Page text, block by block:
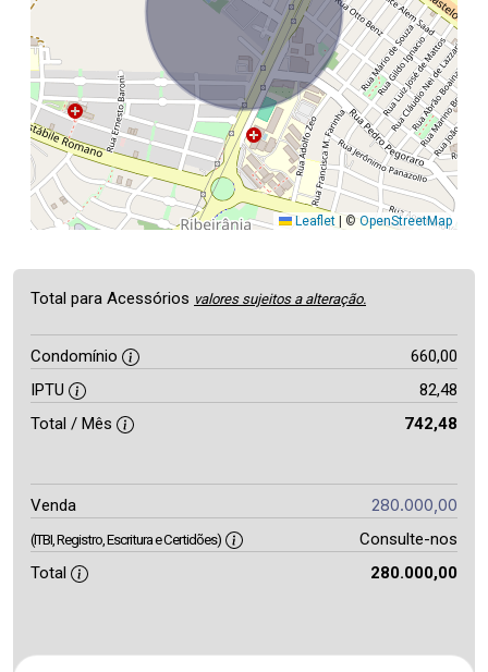
Leaflet ©OpenStreetMap
Total para Acessórios valores sujeitos a alteração.
Condomínio
660,00
IPTU
82,48
Total / Mês
742,48
Venda 280.000,00
(ITBI, Registro, Escritura e Certidões)
Consulte-nos
Total
280.000,00